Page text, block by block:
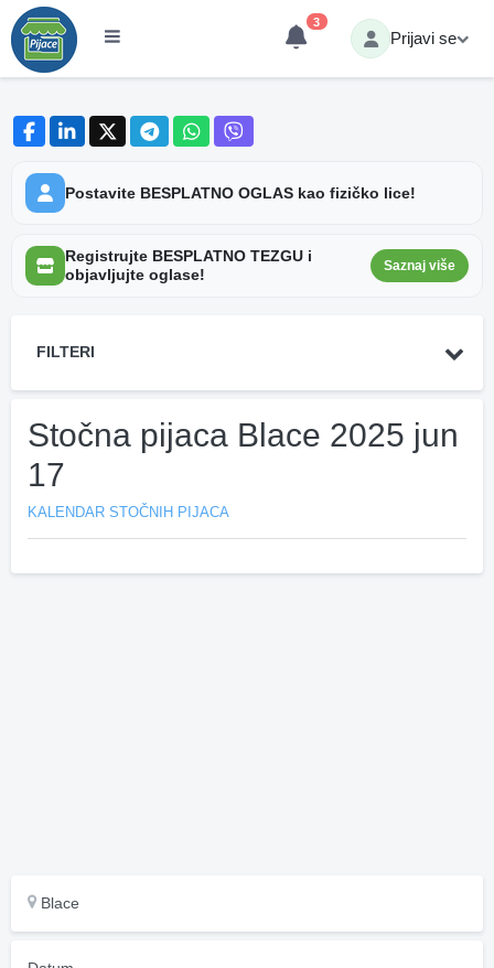
3
Prijavi se
Postavite BESPLATNO OGLAS kao fizičko lice!
Registrujte BESPLATNO TEZGU i
objavljujte oglase!
Saznaj više
FILTERI
Stočna pijaca Blace 2025 jun
17
KALENDAR STOČNIH PIJACA
Blace